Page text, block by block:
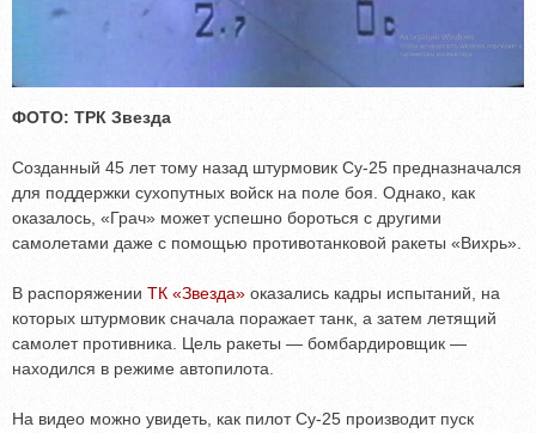
ФОТО: ТРК Звезда
Созданный 45 лет тому назад штурмовик Су-25 предназначался
для поддержки сухопутных войск на поле боя. Однако, как
оказалось, «Грач» может успешно бороться с другими
самолетами даже с помощью противотанковой ракеты «Вихрь».
В распоряжении ТК «Звезда» оказались кадры испытаний, на
которых штурмовик сначала поражает танк, а затем летящий
самолет противника. Цель ракеты — бомбардировщик —
находился в режиме автопилота.
На видео можно увидеть, как пилот Су-25 производит пуск